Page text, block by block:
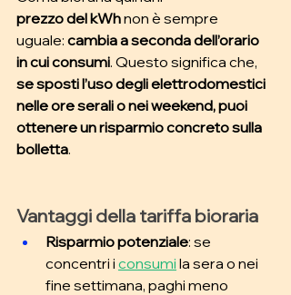
prezzodelkWh non è sempre
uguale: cambia a seconda dell’orario
in cui consumi. Questo significa che,
se sposti l’uso degli elettrodomestici
nelle ore serali o nei weekend, puoi
ottenere un risparmio concreto sulla
bolletta.
Vantaggi della tariffa bioraria
Risparmio potenziale: se
concentri i consumi la sera o nei
fine settimana, paghi meno